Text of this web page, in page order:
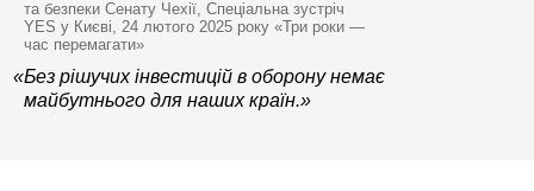
та безпеки Сенату Чехії, Спеціальна зустріч
YES у Києві, 24 лютого 2025 року «Три роки —
час перемагати»
«Без рішучих інвестицій в оборону немає
майбутнього для наших країн.»